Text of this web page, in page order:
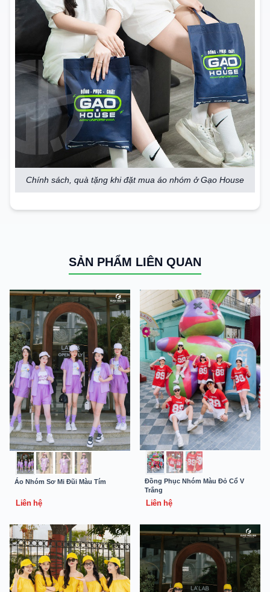
Chính sách, quà tặng khi đặt mua áo nhóm ở Gạo House
SẢN PHẨM LIÊN QUAN
Áo Nhóm Sơ Mi Đũi Màu Tím
Liên hệ
Đồng Phục Nhóm Màu Đỏ Cổ V
Trắng
Liên hệ